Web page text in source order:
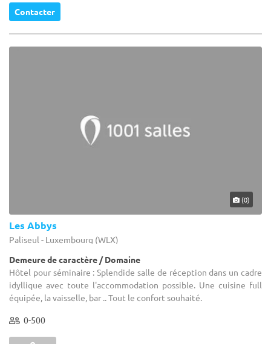
Contacter
(0)
Les Abbys
Paliseul - Luxembourg (WLX)
Demeure de caractère / Domaine
Hôtel pour séminaire : Splendide salle de réception dans un cadre
idyllique avec toute l'accommodation possible. Une cuisine full
équipée, la vaisselle, bar .. Tout le confort souhaité.
0-500